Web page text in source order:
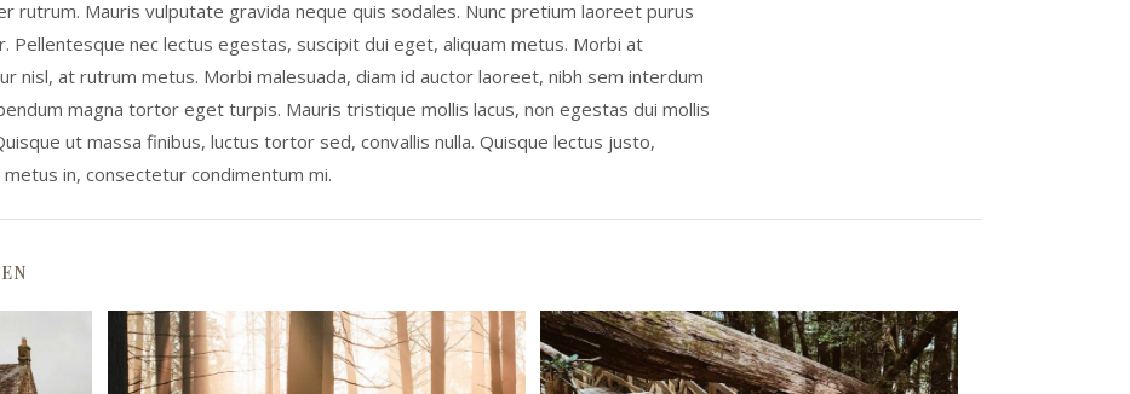
rutrum. Mauris vulputate gravida neque quis sodales. Nunc pretium laoreet purus
Pellentesque nec lectus egestas, suscipit dui eget, aliquam metus. Morbi at
nisl, at rutrum metus. Morbi malesuada, diam id auctor laoreet, nibh sem interdum
magna tortor eget turpis. Mauris tristique mollis lacus, non egestas dui mollis
ut massa finibus, luctus tortor sed, convallis nulla. Quisque lectus justo,
metus in, consectetur condimentum mi.